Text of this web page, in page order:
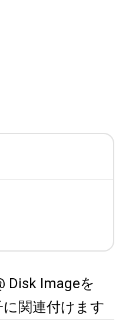
Disk Imageを
関連付けます